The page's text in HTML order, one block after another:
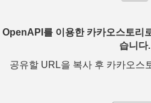
OpenAPI를 이용한 카카오스토리
습니다.
공유할 URL을 복사 후 카카오스